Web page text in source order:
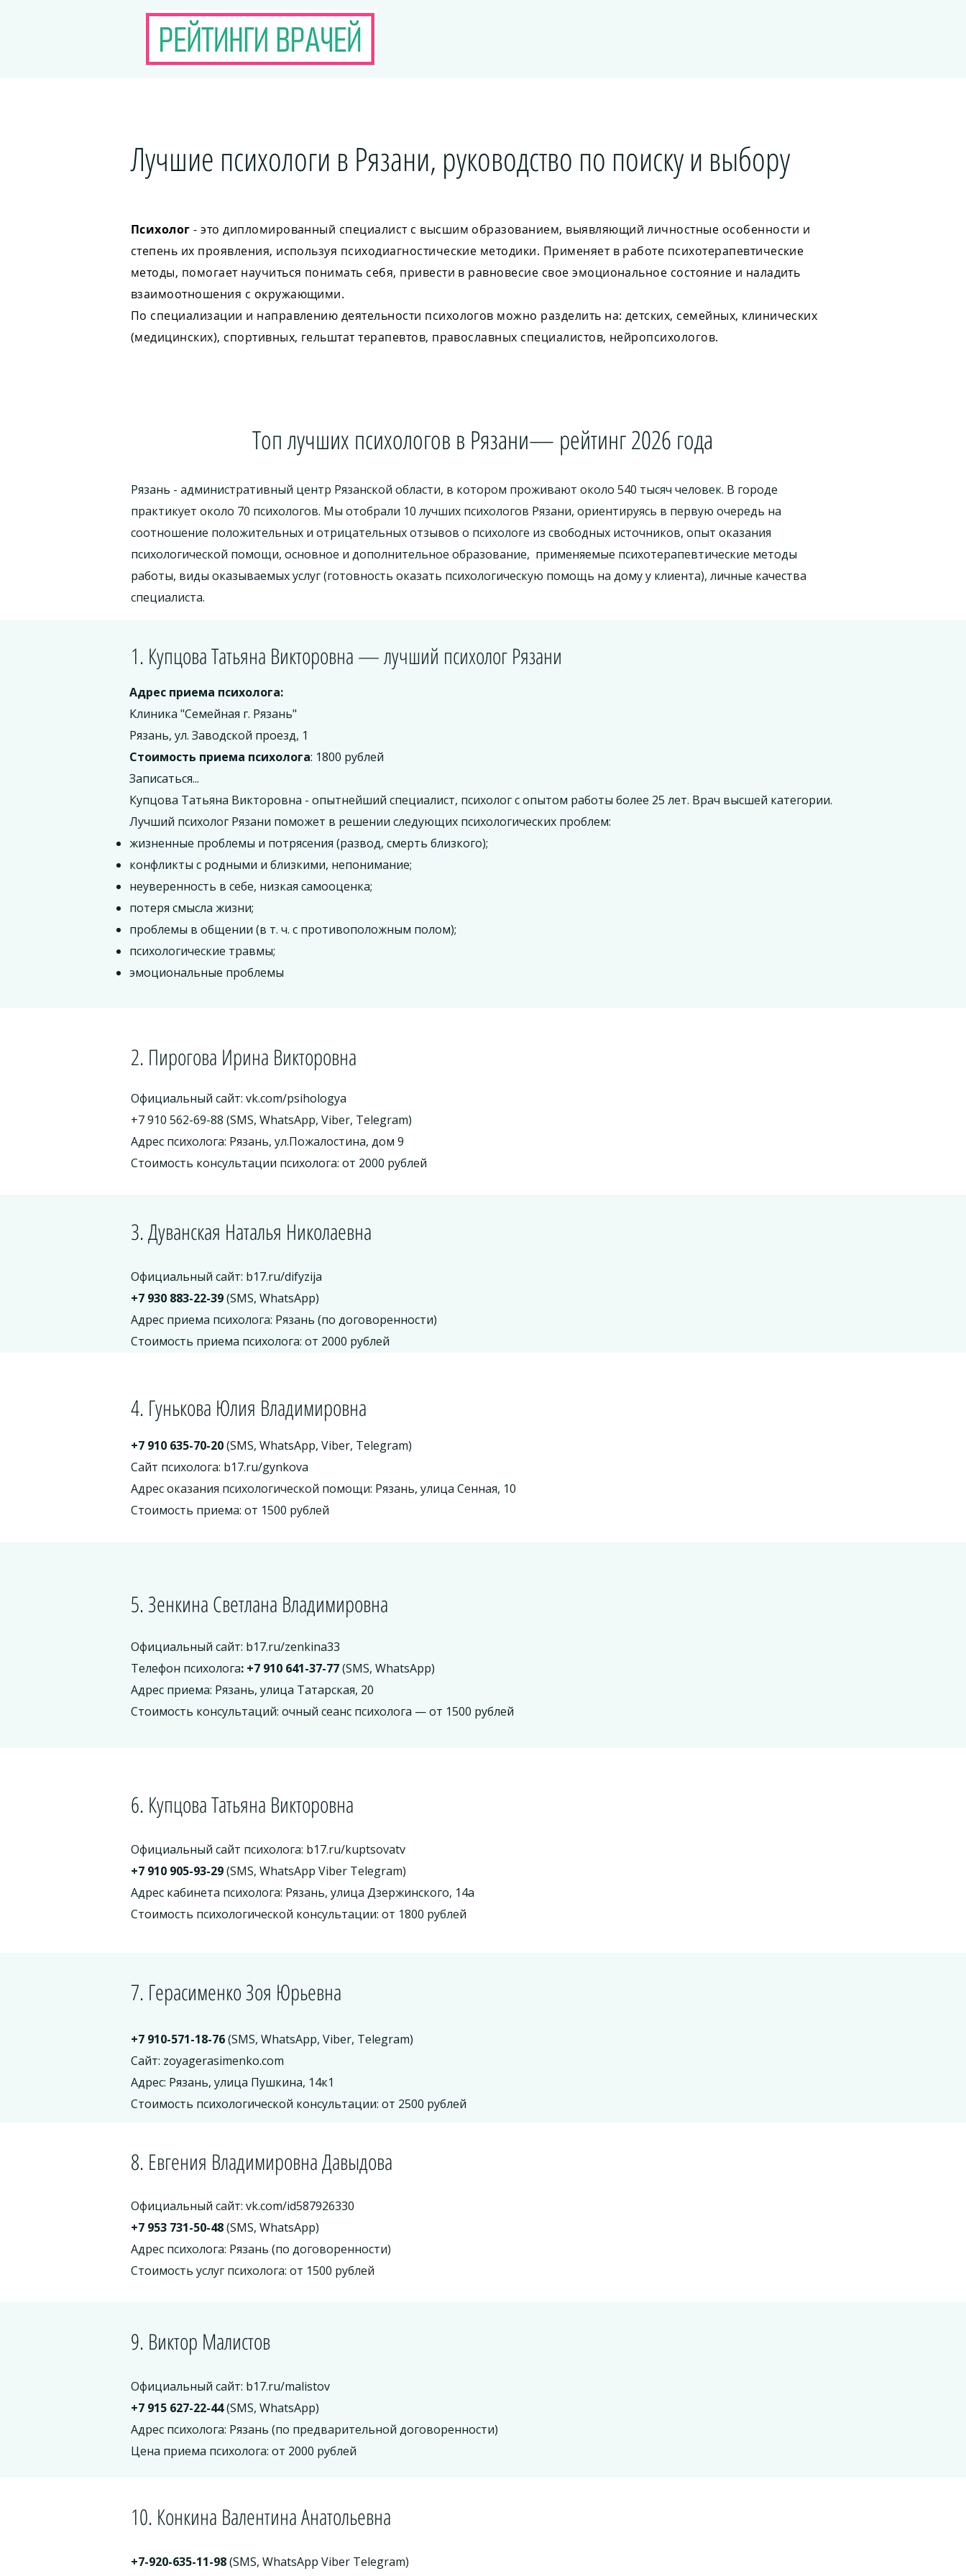
Лучшие психологи в Рязани, руководство по поиску и выбору
Психолог- это дипломированный специалист с высшим образованием, выявляющий личностные особенности и
степень их проявления, используя психодиагностические методики. Применяет в работе психотерапевтические
методы, помогает научиться понимать себя, привести в равновесие свое эмоциональное состояние и наладить
взаимоотношения с окружающими.
По специализации и направлению деятельности психологов можно разделить на: детских, семейных, клинических
(медицинских), спортивных, гельштат терапевтов, православных специалистов, нейропсихологов.
Топ лучших психологов в Рязани— рейтинг 2026 года
Рязань - административный центр Рязанской области, в котором проживают около 540 тысяч человек. В городе
практикует около 70 психологов. Мы отобрали 10 лучших психологов Рязани, ориентируясь в первую очередь на
соотношение положительных и отрицательных отзывов о психологе из свободных источников, опыт оказания
психологической помощи, основное и дополнительное образование, применяемые психотерапевтические методы
работы, виды оказываемых услуг (готовность оказать психологическую помощь на дому у клиента), личные качества
специалиста.
1. Купцова Татьяна Викторовна — лучший психолог Рязани
Адрес приема психолога:
Клиника "Семейная г. Рязань"
Рязань, ул. Заводской проезд, 1
Стоимость приема психолога: 1800 рублей
Записаться...
Купцова Татьяна Викторовна - опытнейший специалист, психолог с опытом работы более 25 лет. Врач высшей категории.
Лучший психолог Рязани поможет в решении следующих психологических проблем:
жизненные проблемы и потрясения (развод, смерть близкого);
конфликты с родными и близкими, непонимание;
неуверенность в себе, низкая самооценка;
потеря смысла жизни;
проблемы в общении (в т. ч. с противоположным полом);
психологические травмы;
эмоциональные проблемы
2. Пирогова Ирина Викторовна
Официальный сайт: vk.com/psihologya
+7 910 562-69-88 (SMS, WhatsApp, Viber, Telegram)
Адрес психолога: Рязань, ул.Пожалостина, дом 9
Стоимость консультации психолога: от 2000 рублей
3. Дуванская Наталья Николаевна
Официальный сайт: b17.ru/difyzija
+7 930 883-22-39(SMS, WhatsApp)
Адрес приема психолога: Рязань (по договоренности)
Стоимость приема психолога: от 2000 рублей
4. Гунькова Юлия Владимировна
+7 910 635-70-20(SMS, WhatsApp, Viber, Telegram)
Сайт психолога: b17.ru/gynkova
Адрес оказания психологической помощи: Рязань, улица Сенная, 10
Стоимость приема: от 1500 рублей
5. Зенкина Светлана Владимировна
Официальный сайт: b17.ru/zenkina33
Телефон психолога: +7 910 641-37-77(SMS, WhatsApp)
Адрес приема: Рязань, улица Татарская, 20
Стоимость консультаций: очный сеанс психолога — от 1500 рублей
6. Купцова Татьяна Викторовна
Официальный сайт психолога: b17.ru/kuptsovatv
+7 910 905-93-29(SMS, WhatsApp Viber Telegram)
Адрес кабинета психолога: Рязань, улица Дзержинского, 14а
Стоимость психологической консультации: от 1800 рублей
7. Герасименко Зоя Юрьевна
+7 910-571-18-76(SMS, WhatsApp, Viber, Telegram)
Сайт: zoyagerasimenko.com
Адрес: Рязань, улица Пушкина, 14к1
Стоимость психологической консультации: от 2500 рублей
8. Евгения Владимировна Давыдова
Официальный сайт: vk.com/id587926330
+7 953 731-50-48(SMS, WhatsApp)
Адрес психолога: Рязань (по договоренности)
Стоимость услуг психолога: от 1500 рублей
9. Виктор Малистов
Официальный сайт: b17.ru/malistov
+7 915 627-22-44(SMS, WhatsApp)
Адрес психолога: Рязань (по предварительной договоренности)
Цена приема психолога: от 2000 рублей
10. Конкина Валентина Анатольевна
+7-920-635-11-98(SMS, WhatsApp Viber Telegram)